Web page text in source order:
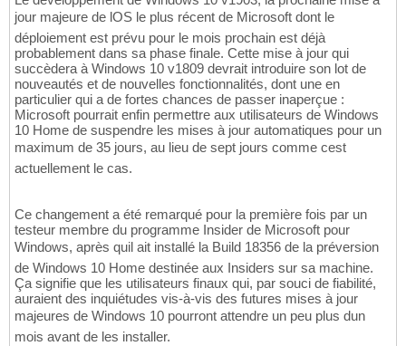
jour majeure de lOS le plus récent de Microsoft dont le
déploiement est prévu pour le mois prochain est déjà
probablement dans sa phase finale. Cette mise à jour qui
succèdera à Windows 10 v1809 devrait introduire son lot de
nouveautés et de nouvelles fonctionnalités, dont une en
particulier qui a de fortes chances de passer inaperçue :
Microsoft pourrait enfin permettre aux utilisateurs de Windows
10 Home de suspendre les mises à jour automatiques pour un
maximum de 35 jours, au lieu de sept jours comme cest
actuellement le cas.
Ce changement a été remarqué pour la première fois par un
testeur membre du programme Insider de Microsoft pour
Windows, après quil ait installé la Build 18356 de la préversion
de Windows 10 Home destinée aux Insiders sur sa machine.
Ça signifie que les utilisateurs finaux qui, par souci de fiabilité,
auraient des inquiétudes vis-à-vis des futures mises à jour
majeures de Windows 10 pourront attendre un peu plus dun
mois avant de les installer.